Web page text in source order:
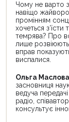
Чому не варто
навіщо
промінням
хочеться з’їсти
темрява? Про
лише
вправ
виспалися.
Ольга Маслова
засновниця
ведуча
радіо,
консультує